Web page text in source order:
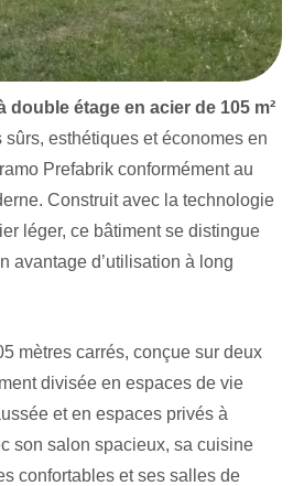
double étage en acier de 105 m²
sûrs, esthétiques et économes en
Prefabrik conformément au
Construit avec la technologie
léger, ce bâtiment se distingue
avantage d’utilisation à long
mètres carrés, conçue sur deux
divisée en espaces de vie
et en espaces privés à
son salon spacieux, sa cuisine
confortables et ses salles de